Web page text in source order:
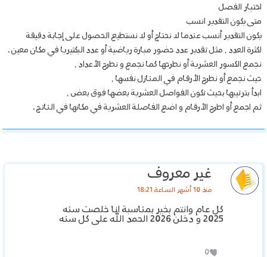
اختبار الفصل
متى يكون التقدير انسب
يكون التقدير أنسب عندما لا نحتاج أو لا نستطيع الحصول على إجابة دقيقة
لكثرة العدد , مثل تقدير عدد حضور مبارة رياضية أو عدد البكتيريا في مكان معين .
نجمع الكسور العشرية أو نطرحها كما نجمع و نطرح الأعداد ,
حيث نجمع أو نطرح الأرقام في المنازل نفسها ,
ابدأ بترتيبها بحيث تكون الفواصل العشرية بعضها فوق بعض ,
ثم اجمع أو اطرح الأرقام و اضع الفاصلة العشرية في مكانها في الناتج .
غير معروف
منذ 10 أشهر الساعة 18:21
كل عام وانتم بخير بمناسبة انا خلصت سنه
2025 و دخلن 2026 الحمد الله على كل سنه
0